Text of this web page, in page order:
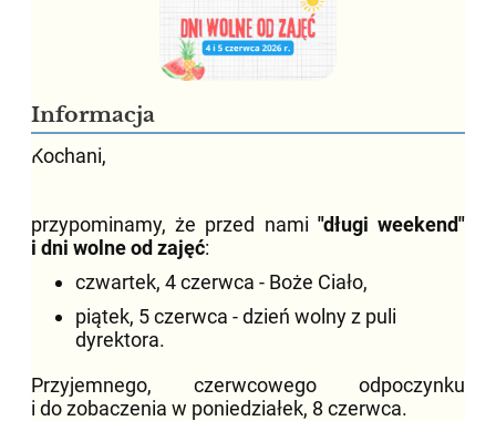
Informacja
Kochani,
przypominamy, że przed nami "długi weekend"
i dni wolne od zajęć:
czwartek, 4 czerwca - Boże Ciało,
piątek, 5 czerwca - dzień wolny z puli
dyrektora.
Przyjemnego, czerwcowego odpoczynku
i do zobaczenia w poniedziałek, 8 czerwca.